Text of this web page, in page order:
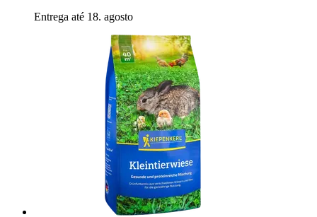
Entrega até 18. agosto